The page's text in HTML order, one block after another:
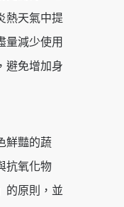
熱天氣中提
量減少使用
避免增加身
鮮豔的蔬
抗氧化物
的原則，並